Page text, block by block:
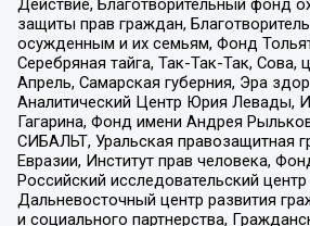
Действие, Благотворительный фонд
защиты прав граждан,
осужденным и их семьям, Фонд
Серебряная тайга, Так-Так-Так, Сова,
Апрель, Самарская губерния, Эра
Аналитический Центр Юрия Левады,
Гагарина, Фонд имени Андрея
СИБАЛЬТ, Уральская правозащитная
Евразии, Институт прав человека,
Российский исследовательский
Дальневосточный центр развития
и социального партнерства,